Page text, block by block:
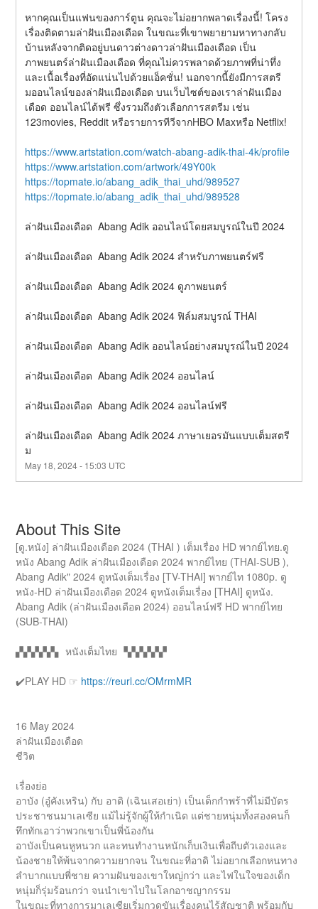
หากคุณเป็นแฟนของการ์ตูน คุณจะไม่อยากพลาดเรื่องนี้! โครง
เรื่องติดตามล่าฝันเมืองเดือด ในขณะที่เขาพยายามหาทางกลับ
บ้านหลังจากติดอยู่บนดาวต่างดาวล่าฝันเมืองเดือด เป็น
ภาพยนตร์ล่าฝันเมืองเดือด ที่คุณไม่ควรพลาดด้วยภาพที่น่าทึ่ง
และเนื้อเรื่องที่อัดแน่นไปด้วยแอ็คชั่น! นอกจากนี้ยังมีการสตรี
มออนไลน์ของล่าฝันเมืองเดือด บนเว็บไซต์ของเราล่าฝันเมือง
เดือด ออนไลน์ได้ฟรี ซึ่งรวมถึงตัวเลือกการสตรีม เช่น
123movies, Reddit หรือรายการทีวีจากHBO Maxหรือ Netflix!
https://www.artstation.com/watch-abang-adik-thai-4k/profile
https://www.artstation.com/artwork/49Y00k
https://topmate.io/abang_adik_thai_uhd/989527
https://topmate.io/abang_adik_thai_uhd/989528
ล่าฝันเมืองเดือด  Abang Adik ออนไลน์โดยสมบูรณ์ในปี 2024
ล่าฝันเมืองเดือด  Abang Adik 2024 สำหรับภาพยนตร์ฟรี
ล่าฝันเมืองเดือด  Abang Adik 2024 ดูภาพยนตร์
ล่าฝันเมืองเดือด  Abang Adik 2024 ฟิล์มสมบูรณ์ THAI
ล่าฝันเมืองเดือด  Abang Adik ออนไลน์อย่างสมบูรณ์ในปี 2024
ล่าฝันเมืองเดือด  Abang Adik 2024 ออนไลน์
ล่าฝันเมืองเดือด  Abang Adik 2024 ออนไลน์ฟรี
ล่าฝันเมืองเดือด  Abang Adik 2024 ภาษาเยอรมันแบบเต็มสตรี
ม
May 18,2024- 15:03 UTC
About This Site
[ดู.หนัง] ล่าฝันเมืองเดือด 2024 (THAI ) เต็มเรื่อง HD พากย์ไทย.ดู
หนัง Abang Adik ล่าฝันเมืองเดือด 2024 พากย์ไทย (THAI-SUB ),
Abang Adik" 2024 ดูหนังเต็มเรื่อง [TV-THAI] พากย์ไท 1080p. ดู
หนัง-HD ล่าฝันเมืองเดือด 2024 ดูหนังเต็มเรื่อง [THAI] ดูหนัง.
Abang Adik (ล่าฝันเมืองเดือด 2024) ออนไลน์ฟรี HD พากย์ไทย
(SUB-THAI)
▞▞▞▞▞▖ หนังเต็มไทย ▝▞▞▞▞▞
✔️PLAY HD ☞ https://reurl.cc/OMrmMR
16 May 2024
ล่าฝันเมืองเดือด
ชีวิต
เรื่องย่อ
อาบัง (อู๋คังเหริน) กับ อาดิ (เฉินเสอเย่า) เป็นเด็กกำพร้าที่ไม่มีบัตร
ประชาชนมาเลเซีย แม้ไม่รู้จักผู้ให้กำเนิด แต่ชายหนุ่มทั้งสองคนก็
ทึกทักเอาว่าพวกเขาเป็นพี่น้องกัน
อาบังเป็นคนหูหนวก และทนทำงานหนักเก็บเงินเพื่อถีบตัวเองและ
น้องชายให้พ้นจากความยากจน ในขณะที่อาดิ ไม่อยากเลือกหนทาง
ลำบากแบบพี่ชาย ความฝันของเขาใหญ่กว่า และไฟในใจของเด็ก
หนุ่มก็รุ่มร้อนกว่า จนนำเขาไปในโลกอาชญากรรม
ในขณะที่ทางการมาเลเซียเริ่มกวดขันเรื่องคนไร้สัญชาติ พร้อมกับ